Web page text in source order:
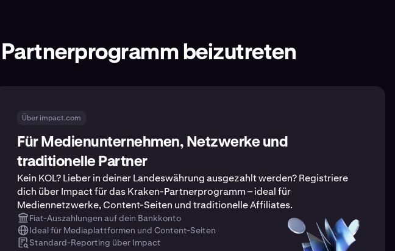
beizutreten
Über impact.com
Für Medienunternehmen, Netzwerke und
traditionelle Partner
Kein KOL? Lieber in deiner Landeswährung ausgezahlt werden? Registriere
dich über Impact für das Kraken-Partnerprogramm – ideal für
Mediennetzwerke, Content-Seiten und traditionelle Affiliates.
Fiat-Auszahlungen auf dein Bankkonto
Ideal für Mediaplattformen und Content-Seiten
Standard-Reporting über Impact